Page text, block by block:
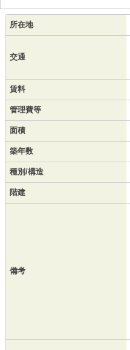
所在地
交通
賃料
管理費等
面積
築年数
種別/構造
階建
備考